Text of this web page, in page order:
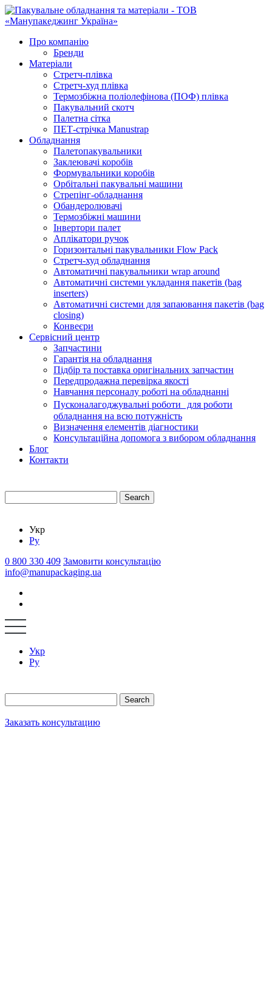
Про компанію
Бренди
Матеріали
Стретч-плівка
Стретч-худ плівка
Термозбіжна поліолефінова (ПОФ) плівка
Пакувальний скотч
Палетна сітка
ПЕТ-стрічка Manustrap
Обладнання
Палетопакувальники
Заклеювачі коробів
Формувальники коробів
Орбітальні пакувальні машини
Стрепінг-обладнання
Обандеролювачі
Термозбіжні машини
Інвертори палет
Аплікатори ручок
Горизонтальні пакувальники Flow Pack
Стретч-худ обладнання
Автоматичні пакувальники wrap around
Автоматичні системи укладання пакетів (bag
inserters)
Автоматичні системи для запаювання пакетів (bag
closing)
Конвеєри
Сервісний центр
Запчастини
Гарантія на обладнання
Підбір та поставка оригінальних запчастин
Передпродажна перевірка якості
Навчання персоналу роботі на обладнанні
Пусконалагоджувальні роботи для роботи
обладнання на всю потужність
Визначення елементів діагностики
Консультаційна допомога з вибором обладнання
Блог
Контакти
Search
Укр
Ру
0 800 330 409 Замовити консультацію
info@manupackaging.ua
Укр
Ру
Search
Заказать консультацию